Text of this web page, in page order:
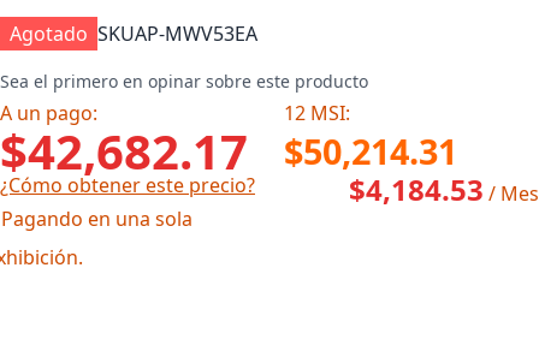
Agotado SKUAP-MWV53EA
Sea el primero en opinar sobre este producto
A un pago: 12 MSI:
$42,682.17 $50,214.31
¿Cómo obtener este precio?
en una sola
$4,184.53 / Mes